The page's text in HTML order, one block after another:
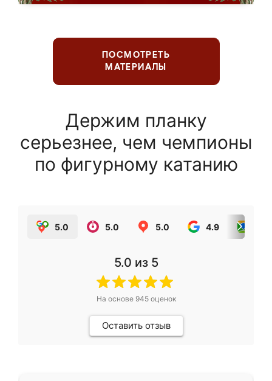
ПОСМОТРЕТЬ
МАТЕРИАЛЫ
Держим планку
серьезнее, чем чемпионы
по фигурному катанию
5.0 5.0 5.0 4.9
5.0 из 5
На основе 945оценок
Оставить отзыв